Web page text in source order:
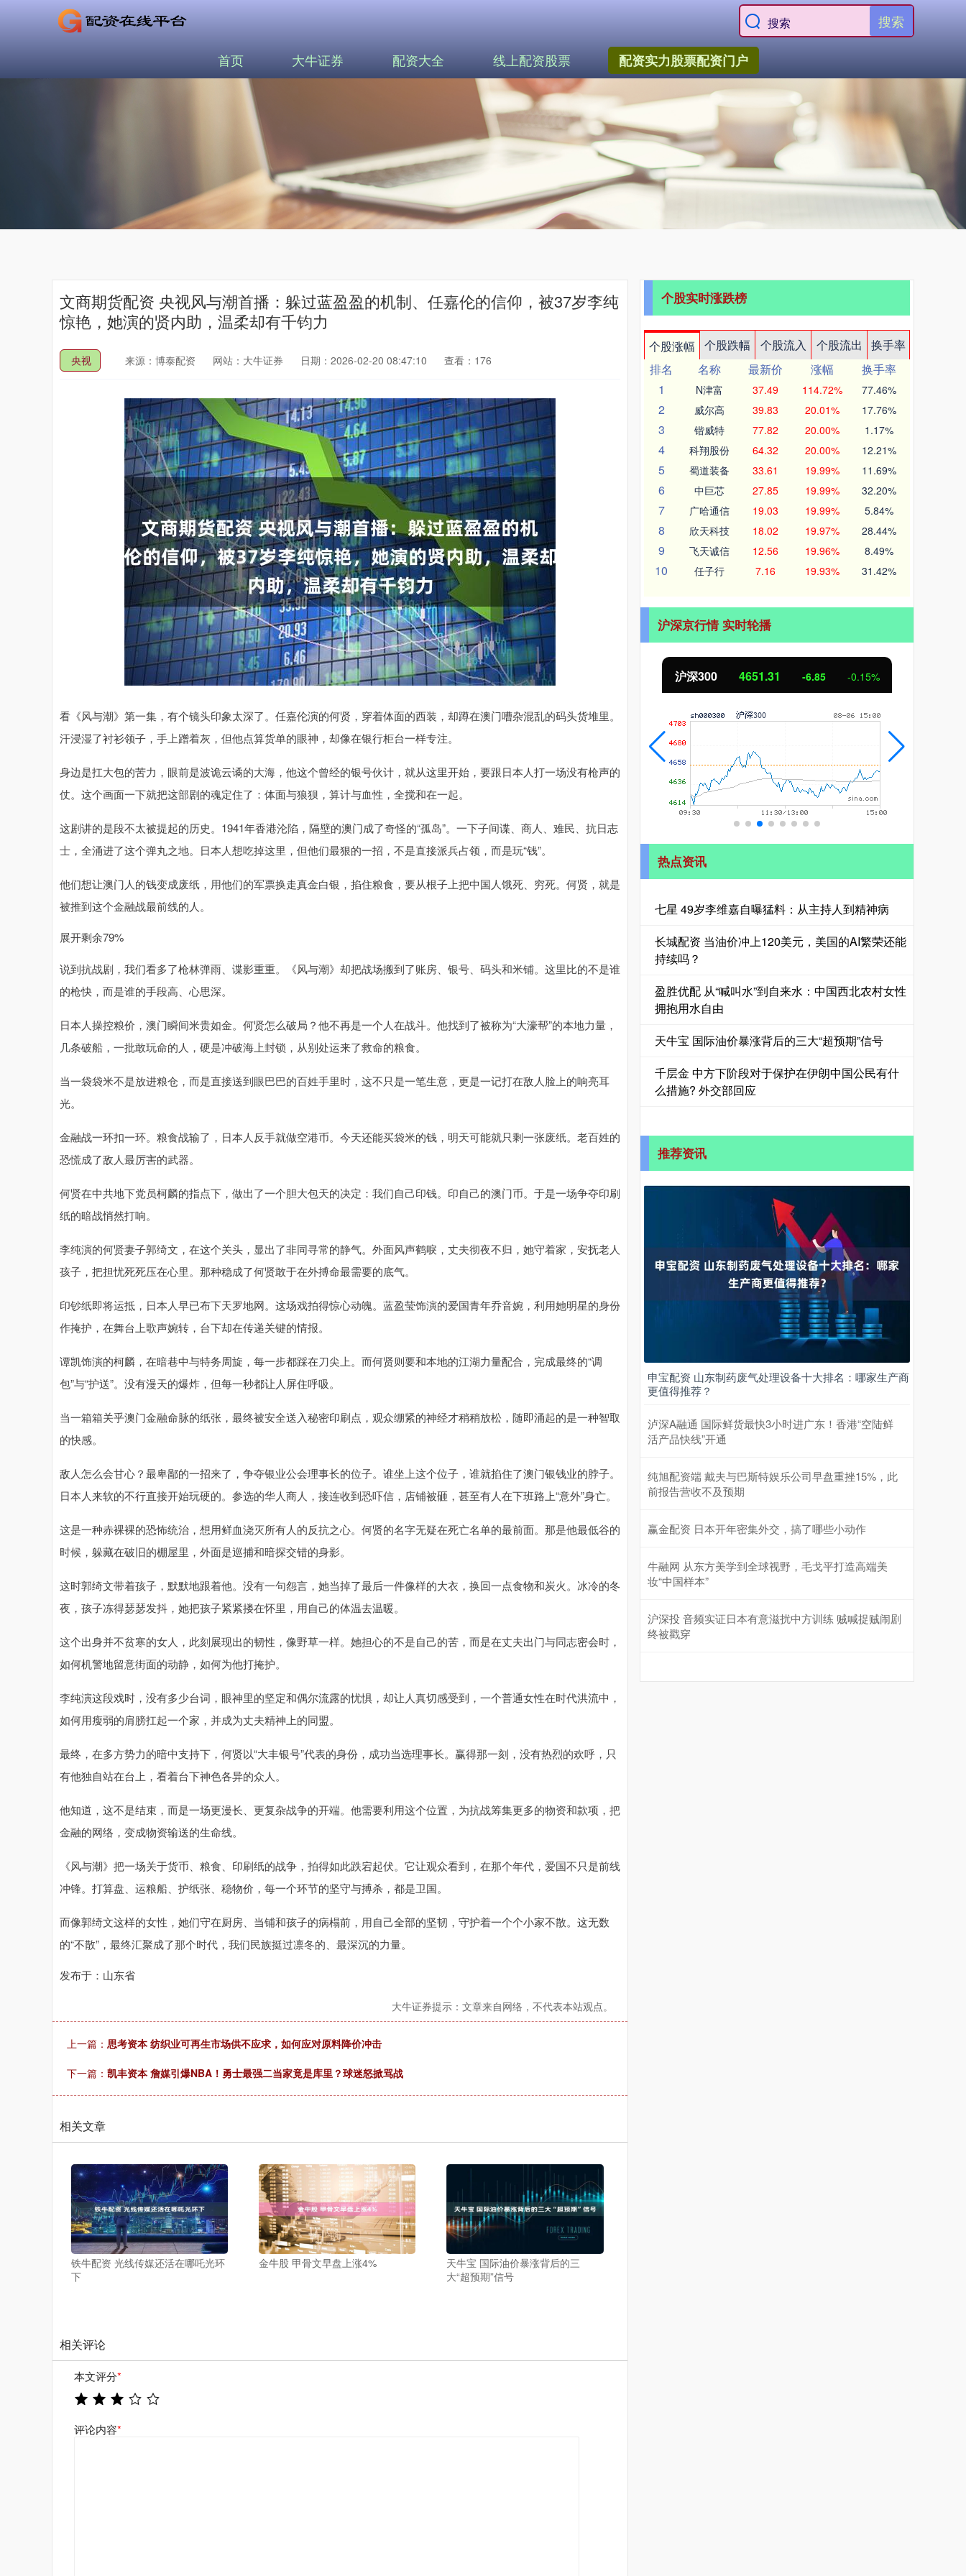
搜索
首页 大牛证券 配资大全 线上配资股票 配资实力股票配资门户
文商期货配资 央视风与潮首播：躲过蓝盈盈的机制、任嘉伦的信仰，被37岁李纯
惊艳，她演的贤内助，温柔却有千钧力
央视 来源：博泰配资 网站：大牛证券 日期：2026-02-20 08:47:10 查看：176
看《风与潮》第一集，有个镜头印象太深了。任嘉伦演的何贤，穿着体面的西装，却蹲在澳门嘈杂混乱的码头货堆里。
汗浸湿了衬衫领子，手上蹭着灰，但他点算货单的眼神，却像在银行柜台一样专注。
身边是扛大包的苦力，眼前是波诡云谲的大海，他这个曾经的银号伙计，就从这里开始，要跟日本人打一场没有枪声的
仗。这个画面一下就把这部剧的魂定住了：体面与狼狈，算计与血性，全搅和在一起。
这剧讲的是段不太被提起的历史。1941年香港沦陷，隔壁的澳门成了奇怪的“孤岛”。一下子间谍、商人、难民、抗日志
士，全涌进了这个弹丸之地。日本人想吃掉这里，但他们最狠的一招，不是直接派兵占领，而是玩“钱”。
他们想让澳门人的钱变成废纸，用他们的军票换走真金白银，掐住粮食，要从根子上把中国人饿死、穷死。何贤，就是
被推到这个金融战最前线的人。
展开剩余79%
说到抗战剧，我们看多了枪林弹雨、谍影重重。《风与潮》却把战场搬到了账房、银号、码头和米铺。这里比的不是谁
的枪快，而是谁的手段高、心思深。
日本人操控粮价，澳门瞬间米贵如金。何贤怎么破局？他不再是一个人在战斗。他找到了被称为“大濠帮”的本地力量，
几条破船，一批敢玩命的人，硬是冲破海上封锁，从别处运来了救命的粮食。
当一袋袋米不是放进粮仓，而是直接送到眼巴巴的百姓手里时，这不只是一笔生意，更是一记打在敌人脸上的响亮耳
光。
金融战一环扣一环。粮食战输了，日本人反手就做空港币。今天还能买袋米的钱，明天可能就只剩一张废纸。老百姓的
恐慌成了敌人最厉害的武器。
何贤在中共地下党员柯麟的指点下，做出了一个胆大包天的决定：我们自己印钱。印自己的澳门币。于是一场争夺印刷
纸的暗战悄然打响。
李纯演的何贤妻子郭绮文，在这个关头，显出了非同寻常的静气。外面风声鹤唳，丈夫彻夜不归，她守着家，安抚老人
孩子，把担忧死死压在心里。那种稳成了何贤敢于在外搏命最需要的底气。
印钞纸即将运抵，日本人早已布下天罗地网。这场戏拍得惊心动魄。蓝盈莹饰演的爱国青年乔音婉，利用她明星的身份
作掩护，在舞台上歌声婉转，台下却在传递关键的情报。
谭凯饰演的柯麟，在暗巷中与特务周旋，每一步都踩在刀尖上。而何贤则要和本地的江湖力量配合，完成最终的“调
包”与“护送”。没有漫天的爆炸，但每一秒都让人屏住呼吸。
当一箱箱关乎澳门金融命脉的纸张，最终被安全送入秘密印刷点，观众绷紧的神经才稍稍放松，随即涌起的是一种智取
的快感。
敌人怎么会甘心？最卑鄙的一招来了，争夺银业公会理事长的位子。谁坐上这个位子，谁就掐住了澳门银钱业的脖子。
日本人来软的不行直接开始玩硬的。参选的华人商人，接连收到恐吓信，店铺被砸，甚至有人在下班路上“意外”身亡。
这是一种赤裸裸的恐怖统治，想用鲜血浇灭所有人的反抗之心。何贤的名字无疑在死亡名单的最前面。那是他最低谷的
时候，躲藏在破旧的棚屋里，外面是巡捕和暗探交错的身影。
这时郭绮文带着孩子，默默地跟着他。没有一句怨言，她当掉了最后一件像样的大衣，换回一点食物和炭火。冰冷的冬
夜，孩子冻得瑟瑟发抖，她把孩子紧紧搂在怀里，用自己的体温去温暖。
这个出身并不贫寒的女人，此刻展现出的韧性，像野草一样。她担心的不是自己的苦，而是在丈夫出门与同志密会时，
如何机警地留意街面的动静，如何为他打掩护。
李纯演这段戏时，没有多少台词，眼神里的坚定和偶尔流露的忧惧，却让人真切感受到，一个普通女性在时代洪流中，
如何用瘦弱的肩膀扛起一个家，并成为丈夫精神上的同盟。
最终，在多方势力的暗中支持下，何贤以“大丰银号”代表的身份，成功当选理事长。赢得那一刻，没有热烈的欢呼，只
有他独自站在台上，看着台下神色各异的众人。
他知道，这不是结束，而是一场更漫长、更复杂战争的开端。他需要利用这个位置，为抗战筹集更多的物资和款项，把
金融的网络，变成物资输送的生命线。
《风与潮》把一场关于货币、粮食、印刷纸的战争，拍得如此跌宕起伏。它让观众看到，在那个年代，爱国不只是前线
冲锋。打算盘、运粮船、护纸张、稳物价，每一个环节的坚守与搏杀，都是卫国。
而像郭绮文这样的女性，她们守在厨房、当铺和孩子的病榻前，用自己全部的坚韧，守护着一个个小家不散。这无数
的“不散”，最终汇聚成了那个时代，我们民族挺过凛冬的、最深沉的力量。
发布于：山东省
大牛证券提示：文章来自网络，不代表本站观点。
上一篇： 思考资本 纺织业可再生市场供不应求，如何应对原料降价冲击
下一篇： 凯丰资本 詹媒引爆NBA！勇士最强二当家竟是库里？球迷怒掀骂战
相关文章
铁牛配资 光线传媒还活在哪吒光环
下
金牛股 甲骨文早盘上涨4%
天牛宝 国际油价暴涨背后的三
大“超预期”信号
相关评论
本文评分*
评论内容*
个股实时涨跌榜
个股涨幅 个股跌幅 个股流入 个股流出
换手率
排名
名称 最新价 涨幅
换手率
1
N津富 37.49 114.72% 77.46%
2 威尔高 39.83 20.01% 17.76%
3 锴威特 77.82 20.00% 1.17%
4 科翔股份 64.32 20.00% 12.21%
5 蜀道装备 33.61 19.99% 11.69%
6 中巨芯 27.85 19.99% 32.20%
7 广哈通信 19.03 19.99% 5.84%
8 欣天科技 18.02 19.97% 28.44%
9 飞天诚信 12.56 19.96% 8.49%
10 任子行 7.16 19.93% 31.42%
沪深京行情 实时轮播
深证成指 14110.12 -34.08 -0.24% 沪深300 4651.31 -6.85 北证50 1122.88 3.42 0.30%
热点资讯
七星 49岁李维嘉自曝猛料：从主持人到精神病
长城配资 当油价冲上120美元，美国的AI繁荣还能
持续吗？
盈胜优配 从“喊叫水”到自来水：中国西北农村女性
拥抱用水自由
天牛宝 国际油价暴涨背后的三大“超预期”信号
千层金 中方下阶段对于保护在伊朗中国公民有什
么措施? 外交部回应
推荐资讯
申宝配资 山东制药废气处理设备十大排名：哪家生产商
更值得推荐？
泸深A融通 国际鲜货最快3小时进广东！香港“空陆鲜
活产品快线”开通
纯旭配资端 戴夫与巴斯特娱乐公司早盘重挫15%，此
前报告营收不及预期
赢金配资 日本开年密集外交，搞了哪些小动作
牛融网 从东方美学到全球视野，毛戈平打造高端美
妆“中国样本”
沪深投 音频实证日本有意滋扰中方训练 贼喊捉贼闹剧
终被戳穿